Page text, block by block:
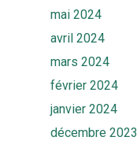
mai 2024
avril 2024
mars 2024
février 2024
janvier 2024
décembre 2023